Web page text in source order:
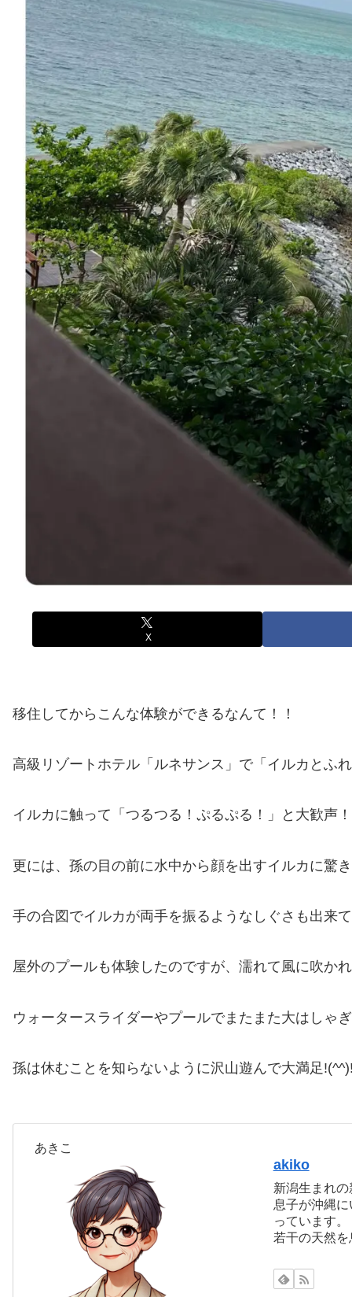
X
移住してからこんな体験ができるなんて！！
高級リゾートホテル「ルネサンス」で「イルカとふれ
イルカに触って「つるつる！ぷるぷる！」と大歓声
更には、孫の目の前に水中から顔を出すイルカに驚
手の合図でイルカが両手を振るようなしぐさも出来
屋外のプールも体験したのですが、濡れて風に吹か
ウォータースライダーやプールでまたまた大はしゃ
孫は休むことを知らないように沢山遊んで大満足
あきこ
akiko
新潟生まれ
息子が沖縄
っています。
若干の天然